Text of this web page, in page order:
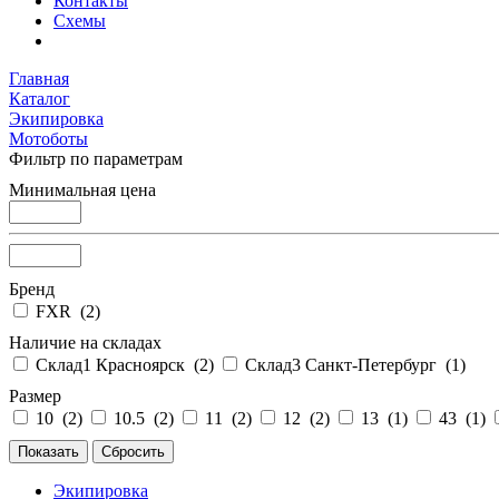
Схемы
Главная
Каталог
Экипировка
Мотоботы
Фильтр по параметрам
Минимальная цена
Бренд
FXR (2)
Наличие на складах
Склад1 Красноярск (2) Склад3 Санкт-Петербург (1)
Размер
10 (2) 10.5 (2) 11 (2) 12 (2) 13 (1) 43 (1)
Экипировка